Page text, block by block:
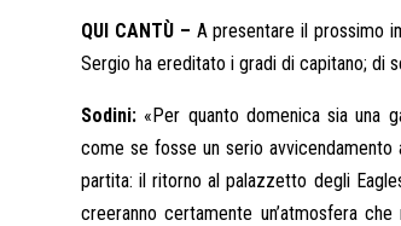
QUI CANTÙ – A presentare il prossimo
Sergio ha ereditato i gradi di capitano; di
Sodini: «Per quanto domenica sia una
come se fosse un serio avvicendamento
partita: il ritorno al palazzetto degli
creeranno certamente un’atmosfera